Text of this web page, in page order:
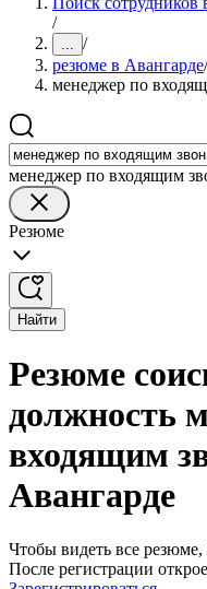
/
... /
резюме в Авангарде/
менеджер по
менеджер по входящим
Резюме
Найти
Резюме
должность
входящим
Авангарде
Чтобы видеть все резюме,
После регистрации